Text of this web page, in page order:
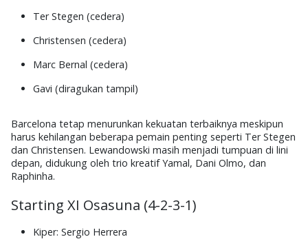
Ter Stegen (cedera)
Christensen (cedera)
Marc Bernal (cedera)
Gavi (diragukan tampil)
Barcelona tetap menurunkan kekuatan terbaiknya meskipun
harus kehilangan beberapa pemain penting seperti Ter Stegen
dan Christensen. Lewandowski masih menjadi tumpuan di lini
depan, didukung oleh trio kreatifYamal, Dani Olmo, dan
Raphinha.
Starting XI Osasuna (4-2-3-1)
Kiper: Sergio Herrera